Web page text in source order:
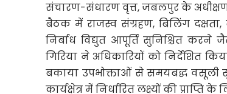
संचारण-संधारण वृत्त, जबलपुर के
बैठक में राजस्व संग्रहण, बिलिंग दक्षता,
निर्बाध विद्युत आपूर्ति सुनिश्चित
गिरिया ने अधिकारियों को निर्देशित
बकाया उपभोक्ताओं से समयबद्ध वसूली
कार्यक्षेत्र में निर्धारित लक्ष्यों की